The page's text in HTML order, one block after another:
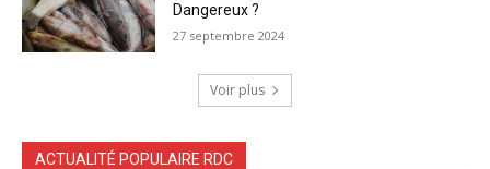
Dangereux ?
27 septembre 2024
Voir plus
ACTUALITÉ POPULAIRE RDC